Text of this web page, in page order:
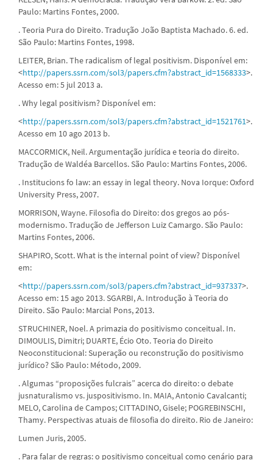
Paulo: Martins Fontes, 2000.
. Teoria Pura do Direito. Tradução João Baptista Machado. 6. ed.
São Paulo: Martins Fontes, 1998.
LEITER, Brian. The radicalism of legal positivism. Disponível em:
<http://papers.ssrn.com/sol3/papers.cfm?abstract_id=1568333>.
Acesso em: 5 jul 2013 a.
. Why legal positivism? Disponível em:
<http://papers.ssrn.com/sol3/papers.cfm?abstract_id=1521761>.
Acesso em 10 ago 2013 b.
MACCORMICK, Neil. Argumentação jurídica e teoria do direito.
Tradução de Waldéa Barcellos. São Paulo: Martins Fontes, 2006.
. Institucions fo law: an essay in legal theory. Nova Iorque: Oxford
University Press, 2007.
MORRISON, Wayne. Filosofia do Direito: dos gregos ao pós-
modernismo. Tradução de Jefferson Luiz Camargo. São Paulo:
Martins Fontes, 2006.
SHAPIRO, Scott. What is the internal point of view? Disponível
em:
<http://papers.ssrn.com/sol3/papers.cfm?abstract_id=937337>.
Acesso em: 15 ago 2013. SGARBI, A. Introdução à Teoria do
Direito. São Paulo: Marcial Pons, 2013.
STRUCHINER, Noel. A primazia do positivismo conceitual. In.
DIMOULIS, Dimitri; DUARTE, Écio Oto. Teoria do Direito
Neoconstitucional: Superação ou reconstrução do positivismo
jurídico? São Paulo: Método, 2009.
. Algumas “proposições fulcrais” acerca do direito: o debate
jusnaturalismo vs. juspositivismo. In. MAIA, Antonio Cavalcanti;
MELO, Carolina de Campos; CITTADINO, Gisele; POGREBINSCHI,
Thamy. Perspectivas atuais de filosofia do direito. Rio de Janeiro:
Lumen Juris, 2005.
. Para falar de regras: o positivismo conceitual como cenário para